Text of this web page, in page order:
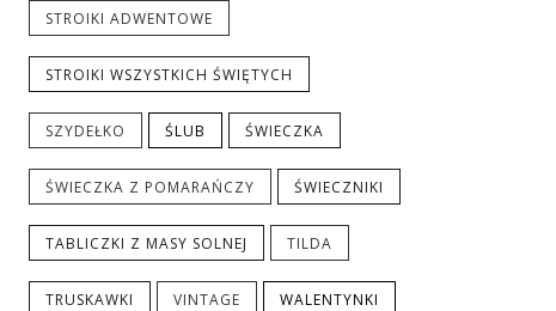
STROIKI ADWENTOWE
STROIKI WSZYSTKICH ŚWIĘTYCH
SZYDEŁKO ŚLUB ŚWIECZKA
ŚWIECZKA Z POMARAŃCZY ŚWIECZNIKI
TABLICZKI Z MASY SOLNEJ TILDA
TRUSKAWKI VINTAGE WALENTYNKI